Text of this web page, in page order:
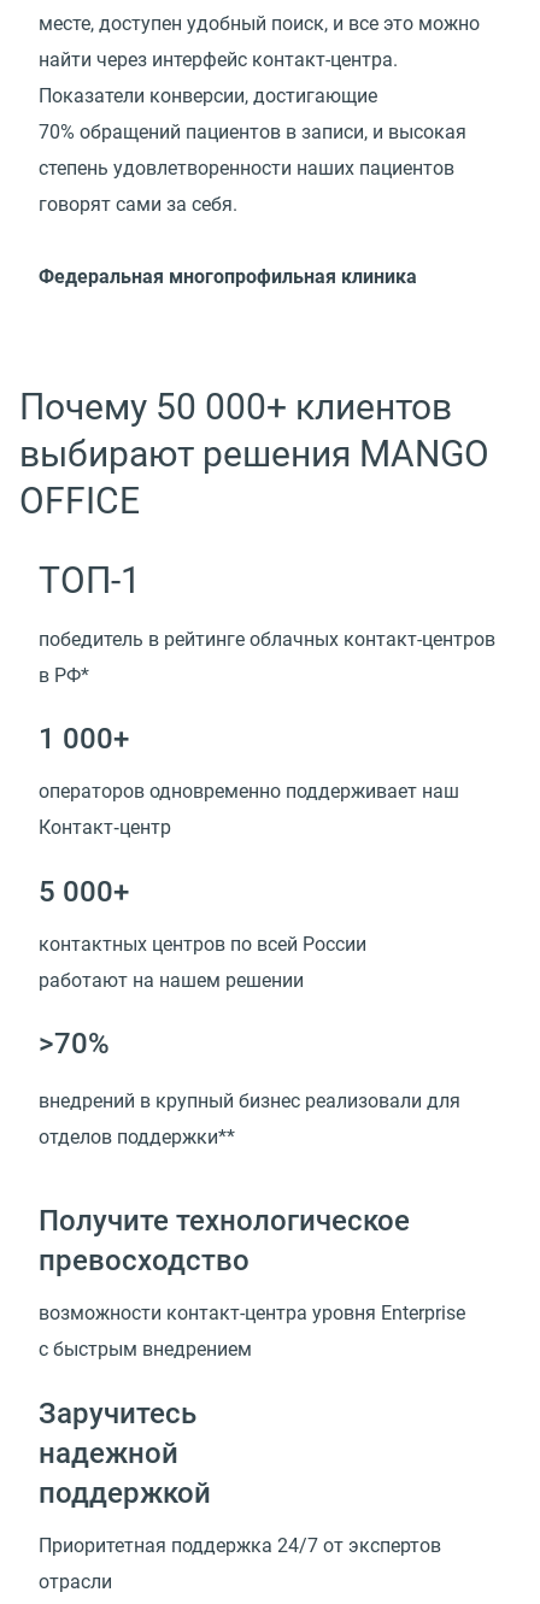
месте, доступен удобный поиск, и все это можно
найти через интерфейс контакт-центра.
Показатели конверсии, достигающие
70% обращений пациентов в записи, и высокая
степень удовлетворенности наших пациентов
говорят сами за себя.
Федеральная многопрофильная клиника
Почему 50 000+ клиентов
выбирают решения MANGO
OFFICE
ТОП-1
победитель в рейтинге облачных контакт-центров
в РФ*
1 000+
операторов одновременно поддерживает наш
Контакт‑центр
5 000+
контактных центров по всей России
работают на нашем решении
>70%
внедрений в крупный бизнес реализовали для
отделов поддержки**
Получите технологическое
превосходство
возможности контакт-центра уровня Enterprise
с быстрым внедрением
Заручитесь
надежной
поддержкой
Приоритетная поддержка 24/7 от экспертов
отрасли